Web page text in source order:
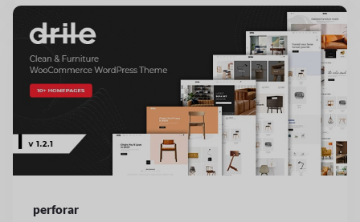
perforar